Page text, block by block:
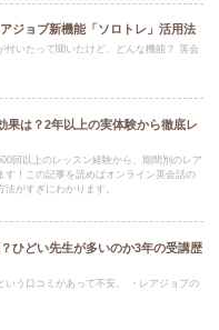
ジョブ新機能「ソロトレ」活用法
付いたって聞いたけど、どんな機能？ 英会
果は？2年以上の実体験から徹底レ
回以上のレッスン経験から、期間別のレア
す！この記事を読めばオンライン英会話の
がすぎにわかります。
ひどい先生が多いのか3年の受講歴
いう口コミがあって不安。 ・レアジョブの